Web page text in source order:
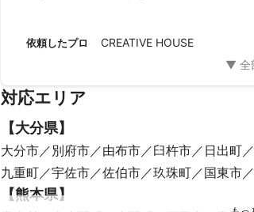
構図など、こちらでもエスコート
させて頂きますのでご安心ください。
リラックスし、撮影を一緒に
楽しんで頂けると嬉しく思います。
撮った写真は都度確認をして頂き
もっとこうしてほしい。などの
リクエストは、遠慮なくお伝え頂き
お客様が納得のいく撮影を
依頼したプロ CREATIVE HOUSE
対応エリア
【大分県】
大分市 別府市 由布市 臼杵市 日出町
九重町
宇佐市 佐伯市 玖珠町 国東市
【熊本県】